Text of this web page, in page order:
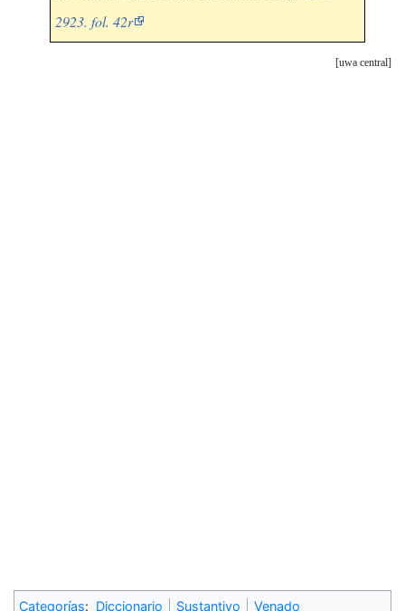
2923. fol. 42r
uwa central
Categorías: Diccionario Sustantivo Venado